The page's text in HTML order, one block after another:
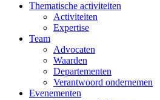
Thematische activiteiten
Activiteiten
Expertise
Team
Advocaten
Waarden
Departementen
Verantwoord ondernemen
Evenementen